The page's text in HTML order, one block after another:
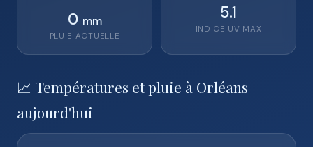
0 mm
PLUIE ACTUELLE
5.1
INDICE UV MAX
📈 Températures et pluie à Orléans
aujourd'hui